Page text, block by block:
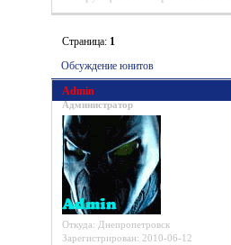
Обсуждение юнитов
Страница: 1
Admin
Администратор
Откуда: Днепропетровск
Зарегистрирован: 2010-06-12